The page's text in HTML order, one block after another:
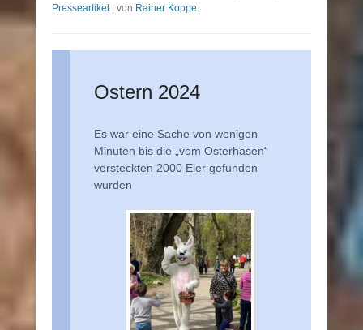
Presseartikel | von Rainer Koppe
Ostern 2024
Es war eine Sache von wenigen
Minuten bis die „vom Osterhasen“
versteckten 2000 Eier gefunden
wurden